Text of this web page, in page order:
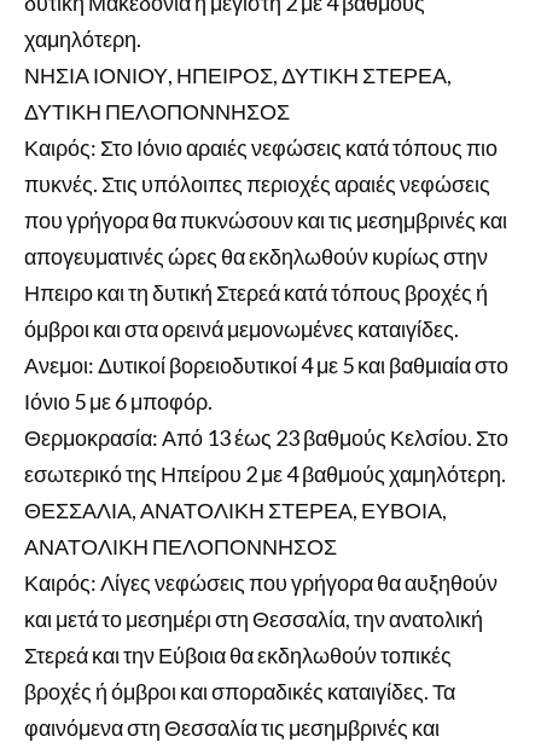
χαμηλότερη.
ΝΗΣΙΑ ΙΟΝΙΟΥ, ΗΠΕΙΡΟΣ, ΔΥΤΙΚΗ ΣΤΕΡΕΑ,
ΔΥΤΙΚΗ ΠΕΛΟΠΟΝΝΗΣΟΣ
Καιρός: Στο Ιόνιο αραιές νεφώσεις κατά τόπους πιο
πυκνές. Στις υπόλοιπες περιοχές αραιές νεφώσεις
που γρήγορα θα πυκνώσουν και τις μεσημβρινές και
απογευματινές ώρες θα εκδηλωθούν κυρίως στην
Ηπειρο και τη δυτική Στερεά κατά τόπους βροχές ή
όμβροι και στα ορεινά μεμονωμένες καταιγίδες.
Ανεμοι: Δυτικοί βορειοδυτικοί 4 με 5 και βαθμιαία στο
Ιόνιο 5 με 6 μποφόρ.
Θερμοκρασία: Από 13 έως 23 βαθμούς Κελσίου. Στο
εσωτερικό της Ηπείρου 2 με 4 βαθμούς χαμηλότερη.
ΘΕΣΣΑΛΙΑ, ΑΝΑΤΟΛΙΚΗ ΣΤΕΡΕΑ, ΕΥΒΟΙΑ,
ΑΝΑΤΟΛΙΚΗ ΠΕΛΟΠΟΝΝΗΣΟΣ
Καιρός: Λίγες νεφώσεις που γρήγορα θα αυξηθούν
και μετά το μεσημέρι στη Θεσσαλία, την ανατολική
Στερεά και την Εύβοια θα εκδηλωθούν τοπικές
βροχές ή όμβροι και σποραδικές καταιγίδες. Τα
φαινόμενα στη Θεσσαλία τις μεσημβρινές και